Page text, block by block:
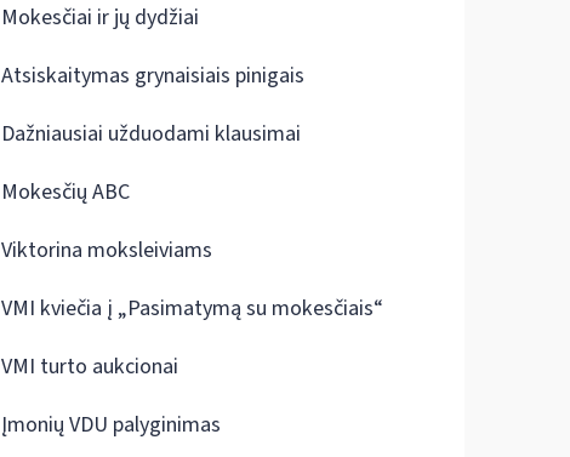
Mokesčiai ir jų dydžiai
Atsiskaitymas grynaisiais pinigais
Dažniausiai užduodami klausimai
Mokesčių ABC
Viktorina moksleiviams
VMI kviečia į „Pasimatymą su mokesčiais“
VMI turto aukcionai
Įmonių VDU palyginimas